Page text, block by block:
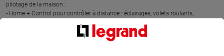
pilotage de la maison :
- Home + Control pour contrôler à distance : éclairages, volets roulants,
- Home + Security pour gérer les solutions de sécurité : sonnette connectée,
portier visiophone connecté, caméras intérieures et extérieures, sirène